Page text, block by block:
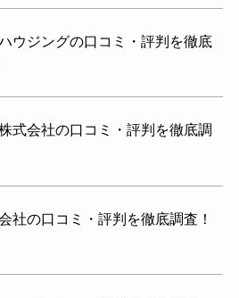
ウジングの口コミ・評判を徹底
式会社の口コミ・評判を徹底調
社の口コミ・評判を徹底調査！